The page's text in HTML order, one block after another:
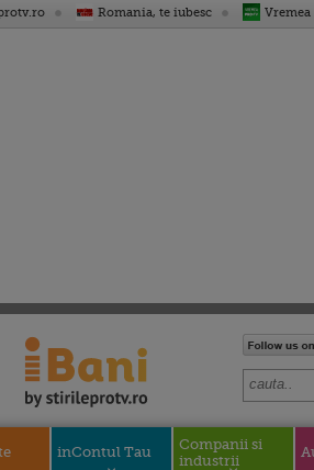
Romania, te iubesc Vremea
inContul Tau
Companii si
industrii